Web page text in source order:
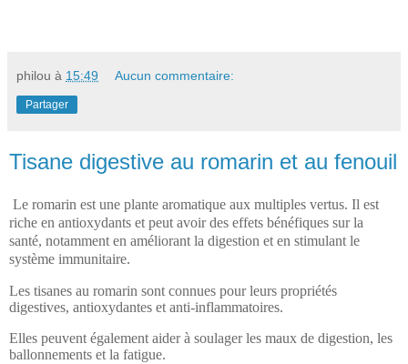
philou à 15:49 Aucun commentaire:
Partager
Tisane digestive au romarin et au fenouil
Le romarin est une plante aromatique aux multiples vertus. Il est
riche en antioxydants et peut avoir des effets bénéfiques sur la
santé, notamment en améliorant la digestion et en stimulant le
système immunitaire.
Les tisanes au romarin sont connues pour leurs propriétés
digestives, antioxydantes et anti-inflammatoires.
Elles peuvent également aider à soulager les maux de digestion, les
ballonnements et la fatigue.